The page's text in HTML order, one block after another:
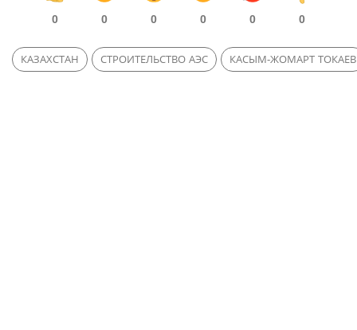
0 0 0 0 0 0
КАЗАХСТАН СТРОИТЕЛЬСТВО АЭС КАСЫМ-ЖОМАРТ ТОКАЕВ